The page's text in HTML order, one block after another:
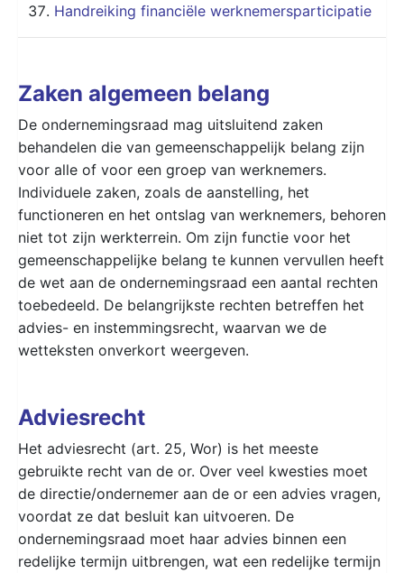
Handreiking financiële werknemersparticipatie
Zaken algemeen belang
De ondernemingsraad mag uitsluitend zaken
behandelen die van gemeenschappelijk belang zijn
voor alle of voor een groep van werknemers.
Individuele zaken, zoals de aanstelling, het
functioneren en het ontslag van werknemers, behoren
niet tot zijn werkterrein. Om zijn functie voor het
gemeenschappelijke belang te kunnen vervullen heeft
de wet aan de ondernemingsraad een aantal rechten
toebedeeld. De belangrijkste rechten betreffen het
advies- en instemmingsrecht, waarvan we de
wetteksten onverkort weergeven.
Adviesrecht
Het adviesrecht (art. 25, Wor) is het meeste
gebruikte recht van de or. Over veel kwesties moet
de directie/ondernemer aan de or een advies vragen,
voordat ze dat besluit kan uitvoeren. De
ondernemingsraad moet haar advies binnen een
redelijke termijn uitbrengen, wat een redelijke termijn